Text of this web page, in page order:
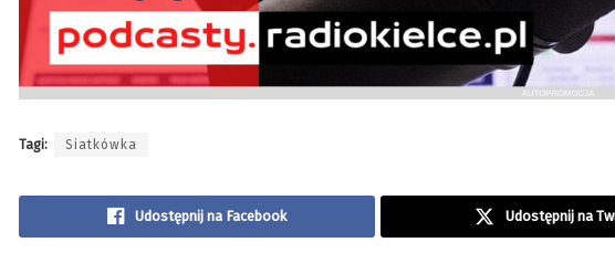
Tagi: Siatkówka
Udostępnij na Facebook Udostępnij na